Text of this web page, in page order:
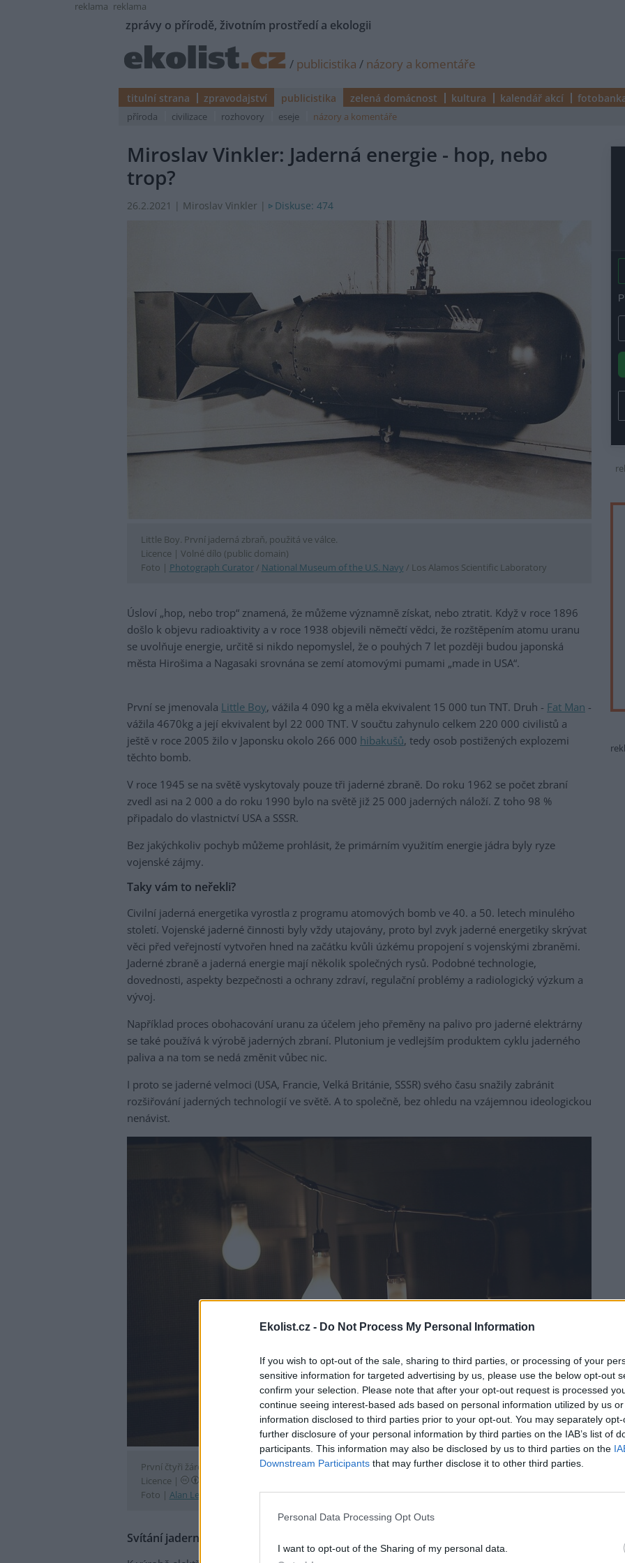
Ekolist.cz - Do Not Process My Personal Information
If you wish to opt-out of the sale, sharing to third parties, or processing of your
sensitive information for targeted advertising by us, please use the below opt-out
confirm your selection. Please note that after your opt-out request is processed
continue seeing interest-based ads based on personal information utilized by us
information disclosed to third parties prior to your opt-out. You may separately
further disclosure of your personal information by third parties on the IAB’s list of
participants. This information may also be disclosed by us to third parties on the
Downstream Participants that may further disclose it to other third parties.
Personal Data Processing Opt Outs
I want to opt-out of the Sharing of my personal data.
reklama reklama
zprávy o přírodě, životním prostředí a ekologii
/ publicistika / názory a komentáře
titulní strana zpravodajství publicistika zelená domácnost kultura kalendář akcí
příroda civilizace rozhovory eseje názory a komentáře
Miroslav Vinkler: Jaderná energie - hop, nebo
trop?
26.2.2021 | Miroslav Vinkler | Diskuse: 474
Little Boy. První jaderná zbraň, použitá ve válce.
Licence | Volné dílo (public domain)
Foto | Photograph Curator/ National Museum of the U.S. Navy / Los Alamos Scientific Laboratory
Úsloví „hop, nebo trop“ znamená, že můžeme významně získat, nebo ztratit. Když v roce 1896
došlo k objevu radioaktivity a v roce 1938 objevili němečtí vědci, že rozštěpením atomu uranu
se uvolňuje energie, určitě si nikdo nepomyslel, že o pouhých 7 let později budou japonská
města Hirošima a Nagasaki srovnána se zemí atomovými pumami „made in USA“.
První se jmenovala Little Boy, vážila 4 090 kg a měla ekvivalent 15 000 tun TNT. Druh - Fat Man -
vážila 4670kg a její ekvivalent byl 22 000 TNT. V součtu zahynulo celkem 220 000 civilistů a
ještě v roce 2005 žilo v Japonsku okolo 266 000 hibakušů, tedy osob postižených explozemi
těchto bomb.
V roce 1945 se na světě vyskytovaly pouze tři jaderné zbraně. Do roku 1962 se počet zbraní
zvedl asi na 2 000 a do roku 1990 bylo na světě již 25 000 jaderných náloží. Z toho 98 %
připadalo do vlastnictví USA a SSSR.
Bez jakýchkoliv pochyb můžeme prohlásit, že primárním využitím energie jádra byly ryze
vojenské zájmy.
Taky vám to neřekli?
Civilní jaderná energetika vyrostla z programu atomových bomb ve 40. a 50. letech minulého
století. Vojenské jaderné činnosti byly vždy utajovány, proto byl zvyk jaderné energetiky skrývat
věci před veřejností vytvořen hned na začátku kvůli úzkému propojení s vojenskými zbraněmi.
Jaderné zbraně a jaderná energie mají několik společných rysů. Podobné technologie,
dovednosti, aspekty bezpečnosti a ochrany zdraví, regulační problémy a radiologický výzkum a
vývoj.
Například proces obohacování uranu za účelem jeho přeměny na palivo pro jaderné elektrárny
se také používá k výrobě jaderných zbraní. Plutonium je vedlejším produktem cyklu jaderného
paliva a na tom se nedá změnit vůbec nic.
I proto se jaderné velmoci (USA, Francie, Velká Británie, SSSR) svého času snažily zabránit
rozšiřování jaderných technologií ve světě. A to společně, bez ohledu na vzájemnou ideologickou
nenávist.
První čtyři žárovky, rozsvícené díky energii z jádra.
Licence |
Foto | Alan Levine
Svítání jaderné energetiky